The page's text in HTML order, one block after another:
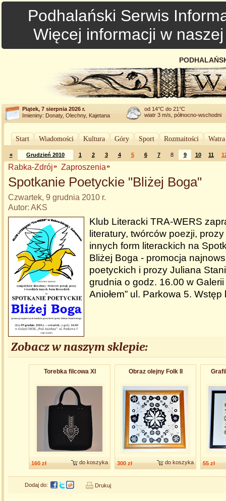
Podhalański Serwis
Więcej informacji w
Piątek, 7 sierpnia 2026 r.
Imieniny: Donaty, Olechny, Kajetana
od 14°C do 21°C
wiatr 3 m/s, północno-wschodni
Start Wiadomości Kultura Góry Sport Rozmaitości
« Grudzień 2010 1 2 3 4 5 6 7 8 9 10 11
Rabka-Zdrój Zaproszenia
Spotkanie Poetyckie "Bliżej Boga"
Czwartek, 9 grudnia 2010 r.
Autor: AKS
Klub Literacki TRA-WERS
literatury, twórców poezji,
innych form literackich na
Bliżej Boga - promocja
poetyckich i prozy Juliana
grudnia o godz. 16.00 w Galerii
Aniołem” ul. Parkowa 5. Wstęp
Zobacz w naszym sklepie:
Torebka filcowa XI
160 zł do koszyka
Obraz olejny Folk II
300 zł do koszyka 55 zł
Dodaj do: Drukuj